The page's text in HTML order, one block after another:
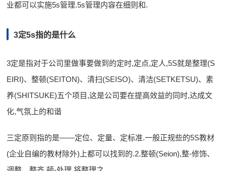
业都可以实施5s管理.5s管理内容在细则和.
3定5s指的是什么
3定是指对于公司里做事要做到的定时,定点,定人,5S就是整理(S
EIRI)、整顿(SEITON)、清扫(SEISO)、清洁(SETKETSU)、素
养(SHITSUKE)五个项目,这是公司要在提高效益的同时,达成文
化,气氛上的和谐
三定原则指的是——定位、定量、定标准.一般正规些的5S教材
(企业自编的教材除外)上都可以找到的.2.整顿(Seion),整-修饰、